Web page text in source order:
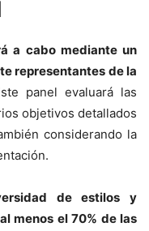
a cabo mediante un
representantes de la
panel evaluará las
objetivos detallados
considerando la
de estilos y
menos el 70% de las